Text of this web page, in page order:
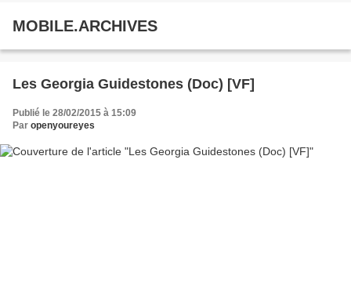
MOBILE.ARCHIVES
Les Georgia Guidestones (Doc) [VF]
Publié le 28/02/2015 à 15:09
Par openyoureyes